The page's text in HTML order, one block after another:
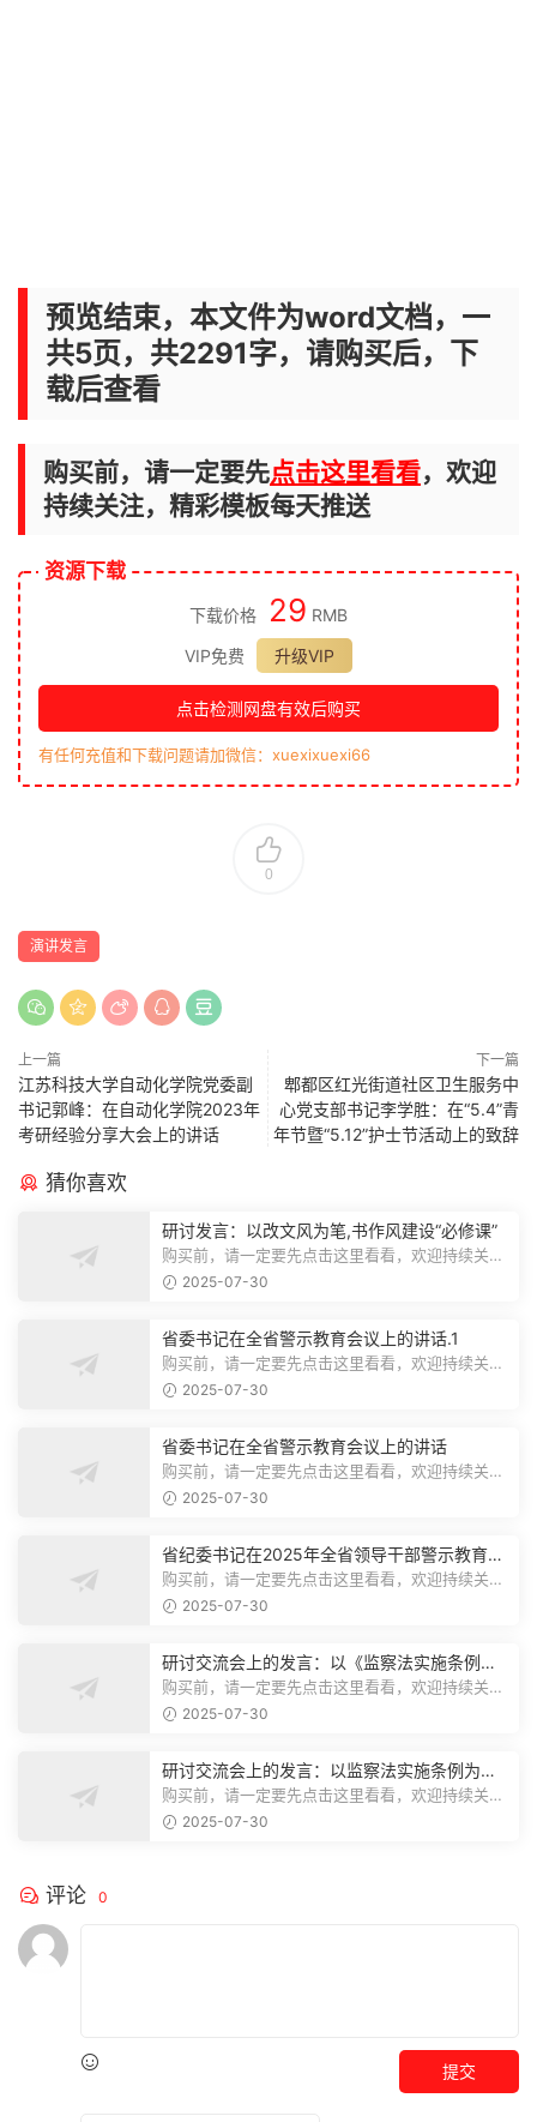
预览结束，本文件为word文档，一
共5页，共2291字，请购买后，下
载后查看
购买前，请一定要先点击这里看看，欢迎
持续关注，精彩模板每天推送
资源下载
下载价格 29 RMB
VIP免费
升级VIP
点击检测网盘有效后购买
有任何充值和下载问题请加微信：xuexixuexi66
0
演讲发言
上一篇
江苏科技大学自动化学院党委副
书记郭峰：在自动化学院2023年
考研经验分享大会上的讲话
下一篇
郫都区红光街道社区卫生服务中
心党支部书记李学胜：在“5.4”青
年节暨“5.12”护士节活动上的致辞
猜你喜欢
研讨发言：以改文风为笔,书作风建设“必修课”
购买前，请一定要先点击这里看看，欢迎持续关
注，精彩模板每天推送预览结束，本文...
2025-07-30
省委书记在全省警示教育会议上的讲话.1
购买前，请一定要先点击这里看看，欢迎持续关
注，精彩模板每天推送预览结束，本文...
2025-07-30
省委书记在全省警示教育会议上的讲话
购买前，请一定要先点击这里看看，欢迎持续关
注，精彩模板每天推送预览结束，本文...
2025-07-30
省纪委书记在2025年全省领导干部警示教育会
上的讲话.1
购买前，请一定要先点击这里看看，欢迎持续关
注，精彩模板每天推送预览结束，本文...
2025-07-30
研讨交流会上的发言：以《监察法实施条例》
为纲,推动巡察工作高质量发展
购买前，请一定要先点击这里看看，欢迎持续关
注，精彩模板每天推送预览结束，本文...
2025-07-30
研讨交流会上的发言：以监察法实施条例为纲
推动巡察工作高质量发展
购买前，请一定要先点击这里看看，欢迎持续关
注，精彩模板每天推送预览结束，本文...
2025-07-30
评论 0
提交